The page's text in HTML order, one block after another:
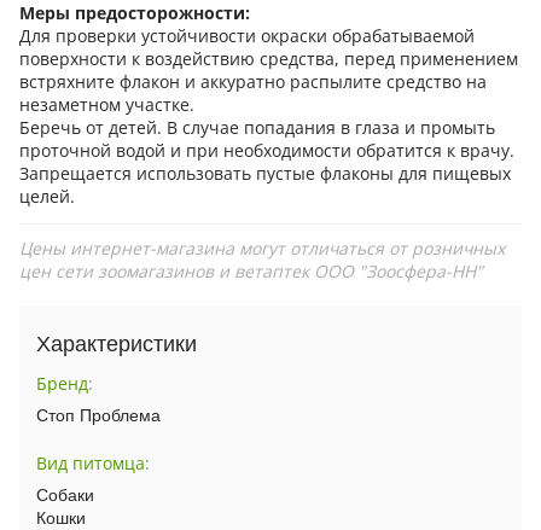
Меры предосторожности:
Для проверки устойчивости окраски обрабатываемой
поверхности к воздействию средства, перед применением
встряхните флакон и аккуратно распылите средство на
незаметном участке.
Беречь от детей. В случае попадания в глаза и промыть
проточной водой и при необходимости обратится к врачу.
Запрещается использовать пустые флаконы для пищевых
целей.
Цены интернет-магазина могут отличаться от розничных
цен сети зоомагазинов и ветаптек ООО "Зоосфера-НН"
Характеристики
Бренд:
Стоп Проблема
Вид питомца:
Собаки
Кошки